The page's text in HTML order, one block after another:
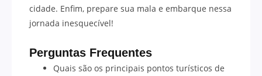
cidade. Enfim, prepare sua mala e embarque nessa
jornada inesquecível!
Perguntas Frequentes
Quais são os principais pontos turísticos de